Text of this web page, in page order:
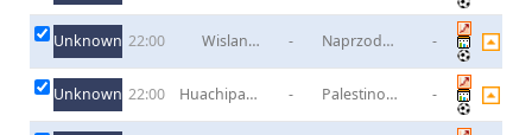
Vesele
Unknown 22:00
Wislanie
-
Naprzod
-
Unknown 22:00
Huachipato
-
Palestino
-